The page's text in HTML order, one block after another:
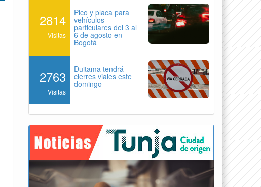
2814
Visitas
Pico y placa para
vehículos
particulares del 3 al
6 de agosto en
Bogotá
2763
Visitas
Duitama tendrá
cierres viales este
domingo
Previous Next